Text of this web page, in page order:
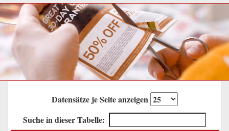
Datensätze je Seite anzeigen
Suche in dieser Tabelle: